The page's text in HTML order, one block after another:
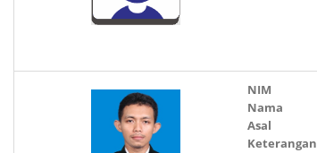
NIM
Nama
Asal
Keterangan